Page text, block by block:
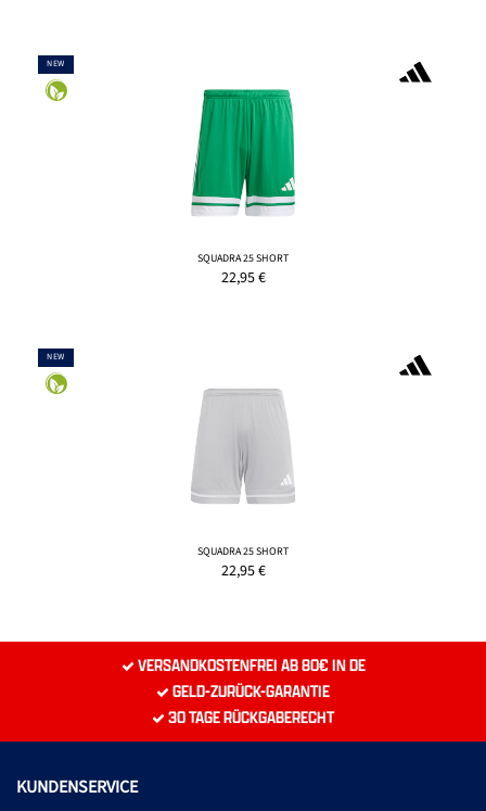
NEW
SQUADRA 25 SHORT
22,95€
NEW
SQUADRA 25 SHORT
22,95€
VERSANDKOSTENFREI AB 80€ IN DE
GELD-ZURÜCK-GARANTIE
30 TAGE RÜCKGABERECHT
KUNDENSERVICE